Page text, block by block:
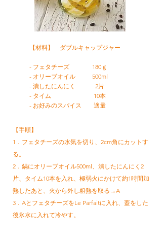
【材料】 ダブルキャップジャー
- フェタチーズ 180ｇ
- オリーブオイル 500ml
- 潰したにんにく 2片
- タイム 10本
- お好みのスパイス 適量
【手順】
1．フェタチーズの水気を切り、2cm角にカットす
る。
2．鍋にオリーブオイル500ml、潰したにんにく2
片、タイム10本を入れ、極弱火にかけて約1時間加
熱したあと、火から外し粗熱を取る→A
3．AとフェタチーズをLe Parfaitに入れ、蓋をした
後氷水に入れて冷やす。